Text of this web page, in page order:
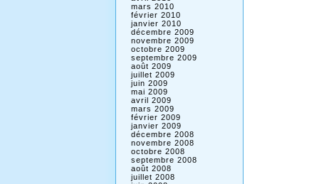
mars 2010
février 2010
janvier 2010
décembre 2009
novembre 2009
octobre 2009
septembre 2009
août 2009
juillet 2009
juin 2009
mai 2009
avril 2009
mars 2009
février 2009
janvier 2009
décembre 2008
novembre 2008
octobre 2008
septembre 2008
août 2008
juillet 2008